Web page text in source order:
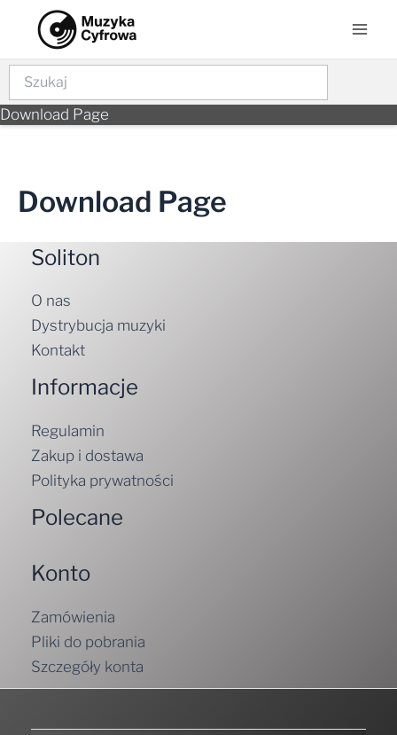
content
Szukaj
Download Page
Download Page
Soliton
O nas
Dystrybucja muzyki
Kontakt
Informacje
Regulamin
Zakup i dostawa
Polityka prywatności
Polecane
Konto
Zamówienia
Pliki do pobrania
Szczegóły konta